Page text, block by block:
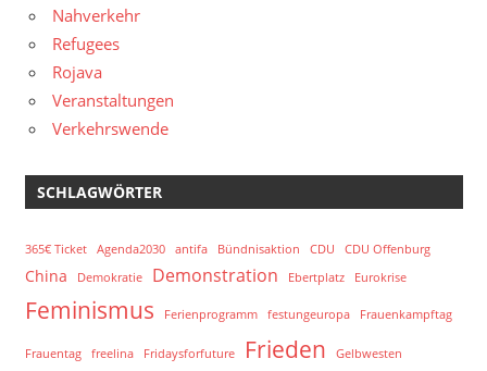
Nahverkehr
Refugees
Rojava
Veranstaltungen
Verkehrswende
SCHLAGWÖRTER
365€ Ticket Agenda2030 antifa Bündnisaktion CDU CDU Offenburg
China Demokratie Demonstration Ebertplatz Eurokrise
Feminismus Ferienprogramm festungeuropa Frauenkampftag
Frauentag freelina Fridaysforfuture Frieden Gelbwesten